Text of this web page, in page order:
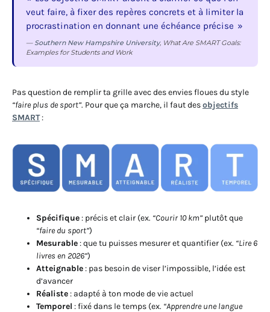
veut faire, à fixer des repères concrets et à limiter la
procrastination en donnant une échéance précise
— Southern New Hampshire University, What Are SMART Goals:
Examples for Students and Work
Pas question de remplir ta grille avec des envies floues du style
“faire plus de sport”. Pour que ça marche, il faut desobjectifs
SMART:
Spécifique: précis et clair (ex. “Courir 10 km”plutôt que
“faire du sport”)
Mesurable: que tu puisses mesurer et quantifier (ex. “Lire 6
livres en 2026”)
Atteignable: pas besoin de viser l’impossible, l’idée est
d’avancer
Réaliste: adapté à ton mode de vie actuel
Temporel : fixé dans le temps (ex. “Apprendre une langue